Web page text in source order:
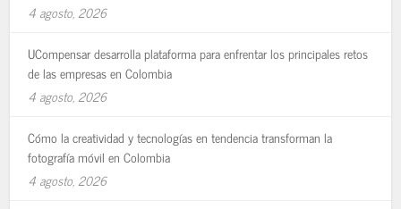
4 agosto, 2026
UCompensar desarrolla plataforma para enfrentar los principales retos
de las empresas en Colombia
4 agosto, 2026
Cómo la creatividad y tecnologías en tendencia transforman la
fotografía móvil en Colombia
4 agosto, 2026